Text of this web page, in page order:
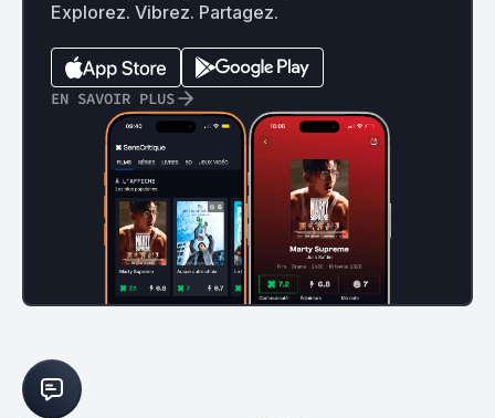
Explorez. Vibrez. Partagez.
EN SAVOIR PLUS